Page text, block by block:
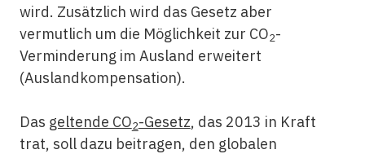
wird. Zusätzlich wird das Gesetz aber
vermutlich um die Möglichkeit zur CO2-
Verminderung im Ausland erweitert
(Auslandkompensation).
Das geltende CO2-Gesetz, das 2013 in Kraft
trat, soll dazu beitragen, den globalen